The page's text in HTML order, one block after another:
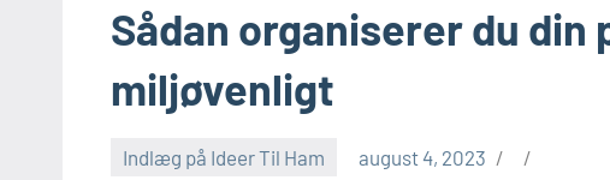
Sådan organiserer du
miljøvenligt
Indlæg på Ideer Til Ham august 4, 2023